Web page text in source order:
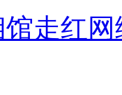
走红网